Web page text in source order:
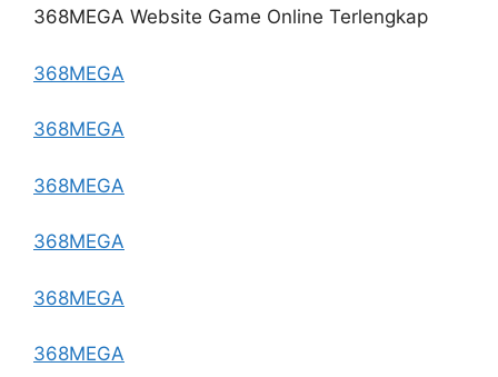
368MEGA Website Game Online Terlengkap
368MEGA
368MEGA
368MEGA
368MEGA
368MEGA
368MEGA